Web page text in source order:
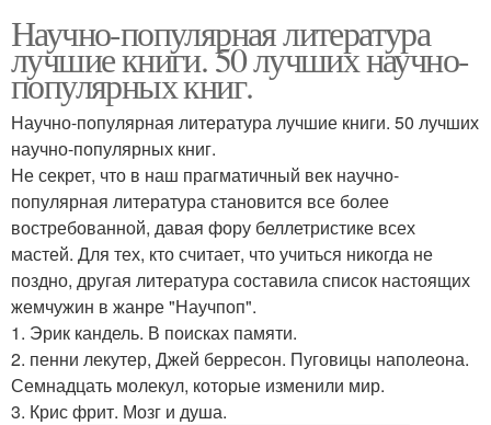
Научно-популярная литература
лучшие книги. 50 лучших научно-
популярных книг.
Научно-популярная литература лучшие книги. 50 лучших
научно-популярных книг.
Не секрет, что в наш прагматичный век научно-
популярная литература становится все более
востребованной, давая фору беллетристике всех
мастей. Для тех, кто считает, что учиться никогда не
поздно, другая литература составила список настоящих
жемчужин в жанре "Научпоп".
1. Эрик кандель. В поисках памяти.
2. пенни лекутер, Джей берресон. Пуговицы наполеона.
Семнадцать молекул, которые изменили мир.
3. Крис фрит. Мозг и душа.